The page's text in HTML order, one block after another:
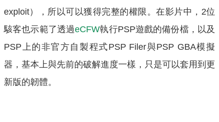
exploit），所以可以獲得完整的權限。在影片中，2位
駭客也示範了透過eCFW執行PSP遊戲的備份檔，以及
PSP上的非官方自製程式PSP Filer與PSP GBA模擬
器，基本上與先前的破解進度一樣，只是可以套用到更
新版的韌體。